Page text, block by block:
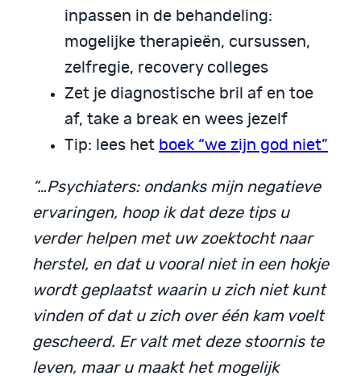
inpassen in de behandeling:
mogelijke therapieën, cursussen,
zelfregie, recovery colleges
Zet je diagnostische bril af en toe
af, take a break en wees jezelf
Tip: lees het boek “we zijn god niet”
“…Psychiaters: ondanks mijn negatieve
ervaringen, hoop ik dat deze tips u
verder helpen met uw zoektocht naar
herstel, en dat u vooral niet in een hokje
wordt geplaatst waarin u zich niet kunt
vinden of dat u zich over één kam voelt
gescheerd. Er valt met deze stoornis te
leven, maar u maakt het mogelijk